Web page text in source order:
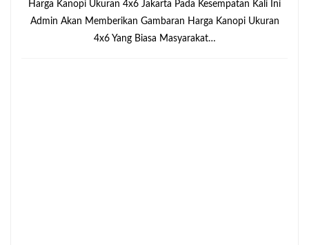
Harga Kanopi Ukuran 4x6 Jakarta Pada Kesempatan Kali Ini
Admin Akan Memberikan Gambaran Harga Kanopi Ukuran
4x6 Yang Biasa Masyarakat…